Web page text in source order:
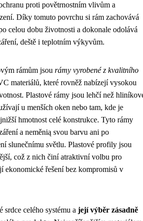
proti povětrnostním vlivům a
Díky tomuto povrchu si rám zachovává
celou dobu životnosti a dokonale odolává
deště i teplotním výkyvům.
rámům jsou rámy vyrobené z kvalitního
materiálů, které rovněž nabízejí vysokou
Plastové rámy jsou lehčí než
u menších oken nebo tam, kde je
hmotnost celé konstrukce. Tyto rámy
a neměnią svou barvu ani po
slunečnímu světlu. Plastové profily jsou
což z nich činí atraktivní volbu pro
ekonomické řešení bez kompromisů v
celého systému a její výběr zásadně